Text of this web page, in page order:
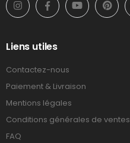
Liens utiles
Contactez-nous
Paiement & Livraison
Mentions légales
Conditions générales de ventes
FAQ